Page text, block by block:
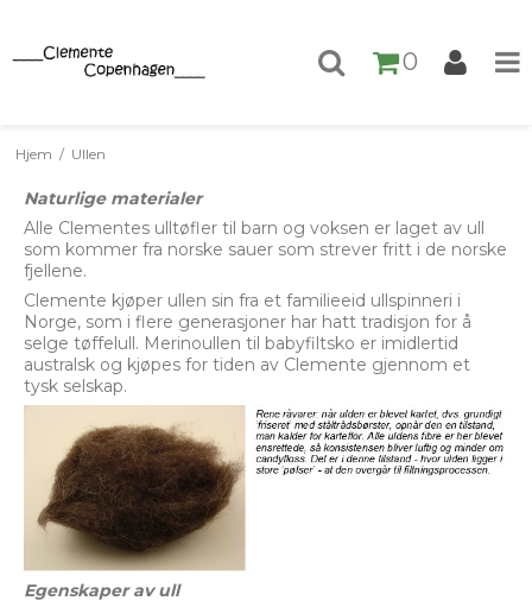
0
Hjem / Ullen
Naturlige materialer
Alle Clementes ulltøfler til barn og voksen er laget av ull
som kommer fra norske sauer som strever fritt i de norske
fjellene.
Clemente kjøper ullen sin fra et familieeid ullspinneri i
Norge, som i flere generasjoner har hatt tradisjon for å
selge tøffelull. Merinoullen til babyfiltsko er imidlertid
australsk og kjøpes for tiden av Clemente gjennom et
tysk selskap.
Egenskaper av ull